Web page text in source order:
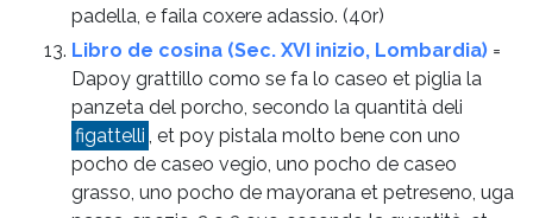
padella, e faila coxere adassio. (40r)
Libro de cosina (Sec. XVI inizio, Lombardia) =
Dapoy grattillo como se fa lo caseo et piglia la
panzeta del porcho, secondo la quantità deli
figattelli , et poy pistala molto bene con uno
pocho de caseo vegio, uno pocho de caseo
grasso, uno pocho de mayorana et petreseno, uga